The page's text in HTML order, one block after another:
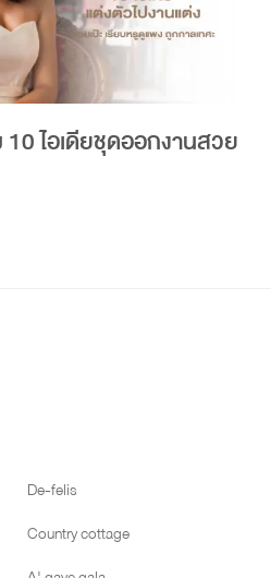
10 ไอเดียชุดออกงานสวย
De-felis
Country cottage